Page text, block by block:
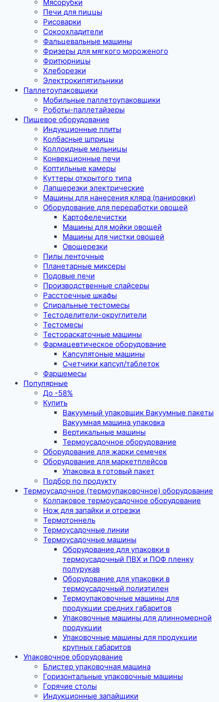
Мясорубки
Печи для пиццы
Рисоварки
Сокоохладители
Фальцевальные машины
Фризеры для мягкого мороженого
Фритюрницы
Хлеборезки
Электрокипятильники
Паллетоупаковщики
Мобильные паллетоупаковщики
Роботы-паллетайзеры
Пищевое оборудование
Индукционные плиты
Колбасные шприцы
Коллоидные мельницы
Конвекционные печи
Коптильные камеры
Куттеры открытого типа
Лапшерезки электрические
Машины для нанесения кляра (панировки)
Оборудование для переработки овощей
Картофелечистки
Машины для мойки овощей
Машины для чистки овощей
Овощерезки
Пилы ленточные
Планетарные миксеры
Подовые печи
Производственные слайсеры
Расстоечные шкафы
Спиральные тестомесы
Тестоделители-округлители
Тестомесы
Тестораскаточные машины
Фармацевтическое оборудование
Капсулятоные машины
Счетчики капсул/таблеток
Фаршемесы
Популярные
До -58%
Купить
Вакуумный упаковщик Вакуумные пакеты
Вакуумная машина упаковка
Вертикальные машины
Термоусадочное оборудование
Оборудование для жарки семечек
Оборудование для маркетплейсов
Упаковка в готовый пакет
Подбор по продукту
Термоусадочное (термоупаковочное) оборудование
Колпаковое термоусадочное оборудование
Нож для запайки и отрезки
Термотоннель
Термоусадочные линии
Термоусадочные машины
Оборудование для упаковки в
термоусадочный ПВХ и ПОФ пленку
полурукав
Оборудование для упаковки в
термоусадочный полиэтилен
Термоупаковочные машины для
продукции средних габаритов
Упаковочные машины для длинномерной
продукции
Упаковочные машины для продукции
крупных габаритов
Упаковочное оборудование
Блистер упаковочная машина
Горизонтальные упаковочные машины
Горячие столы
Индукционные запайщики